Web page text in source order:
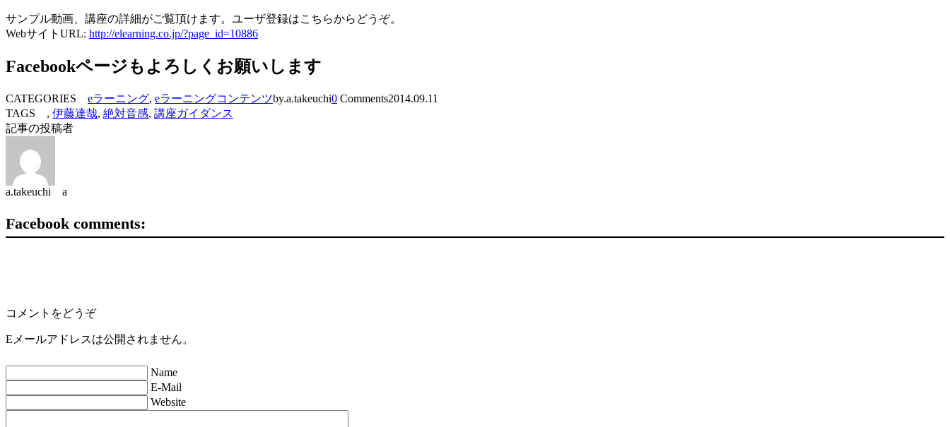
サンプル動画、講座の詳細がご覧頂けます。ユーザ登録はこちらからどうぞ。
WebサイトURL: http://elearning.co.jp/?page_id=10886
Facebookページもよろしくお願いします
CATEGORIES eラーニング, eラーニングコンテンツby.a.takeuchi0 Comments2014.09.11
TAGS , 伊藤達哉, 絶対音感, 講座ガイダンス
記事の投稿者
a.takeuchi a
Facebook comments:
コメントをどうぞ
Eメールアドレスは公開されません。
Name
E-Mail
Website